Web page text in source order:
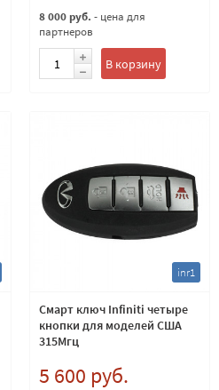
8 000 руб. - цена для
партнеров
В корзину
inr1
Смарт ключ Infiniti четыре
кнопки для моделей США
315Мгц
5 600 руб.